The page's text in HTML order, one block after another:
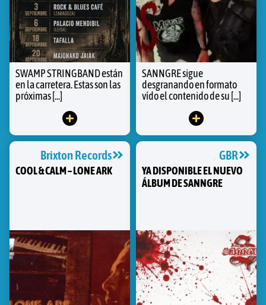
SWAMP STRINGBAND están
en la carretera. Estas son las
próximas [...]
SANNGRE sigue
desgranando en formato
vído el contenido de su [...]
Brixton Records
COOL & CALM – LONE ARK
GBR
YA DISPONIBLE EL NUEVO
ÁLBUM DE SANNGRE